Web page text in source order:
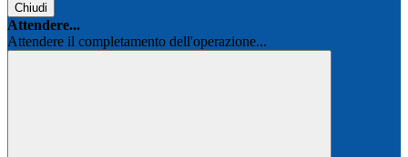
Chiudi
Attendere...
Attendere il completamento dell'operazione...